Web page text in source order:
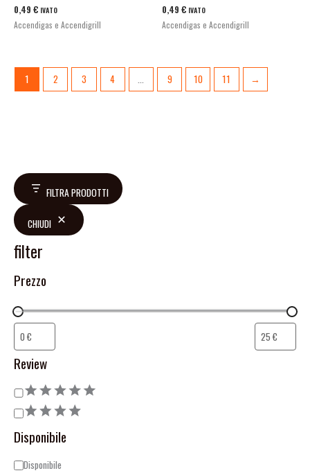
FILTRA PRODOTTI
CHIUDI
filter
Prezzo
Review
Disponibile
Disponibile
0,49 € IVATO
Accendigas e Accendigrill
0,49 € IVATO
Accendigas e Accendigrill
1 2 3 4 … 9 10 11 →